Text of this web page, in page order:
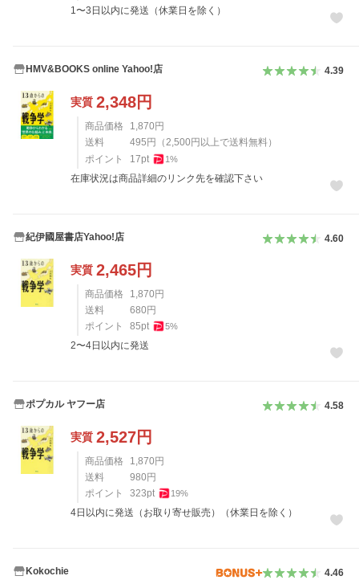
1〜3日以内に発送（休業日を除く）
HMV&BOOKS online Yahoo!店 4.39
実質 2,348円
商品価格 1,870 円
送料
495 円 （2,500 円以上で送料無料）
ポイント
17pt 1%
在庫状況は商品詳細のリンク先を確認下さい
紀伊國屋書店Yahoo!店 4.60
実質 2,465円
商品価格 1,870 円
送料
680 円
ポイント
85pt 5%
2〜4日以内に発送
ポプカル ヤフー店 4.58
実質 2,527円
商品価格 1,870 円
送料
980 円
ポイント
323pt 19%
4日以内に発送（お取り寄せ販売）（休業日を除く）
Kokochie 4.46